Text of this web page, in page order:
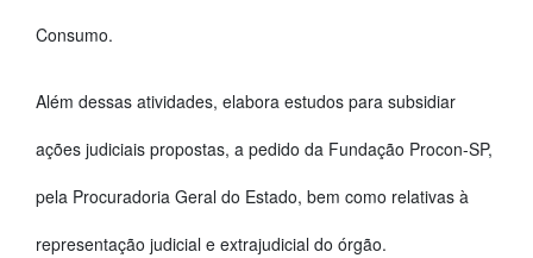
Consumo.
Além dessas atividades, elabora estudos para subsidiar
ações judiciais propostas, a pedido da Fundação Procon-SP,
pela Procuradoria Geral do Estado, bem como relativas à
representação judicial e extrajudicial do órgão.